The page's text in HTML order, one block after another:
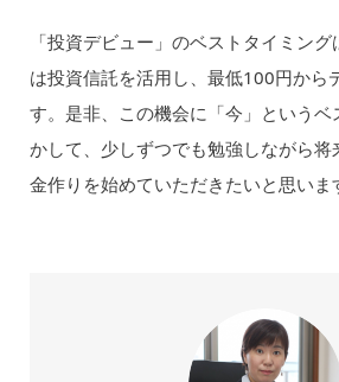
「投資デビュー」のベストタイミン
は投資信託を活用し、最低100円から
す。是非、この機会に「今」という
かして、少しずつでも勉強しながら将
金作りを始めていただきたいと思いま